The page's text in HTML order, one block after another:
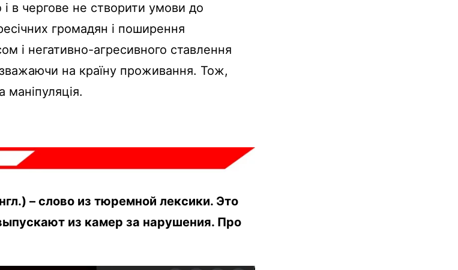
в чергове не створити умови до
громадян і поширення
і негативно-агресивного ставлення
на країну проживання. Тож,
– слово из тюремной лексики. Это
из камер за нарушения. Про